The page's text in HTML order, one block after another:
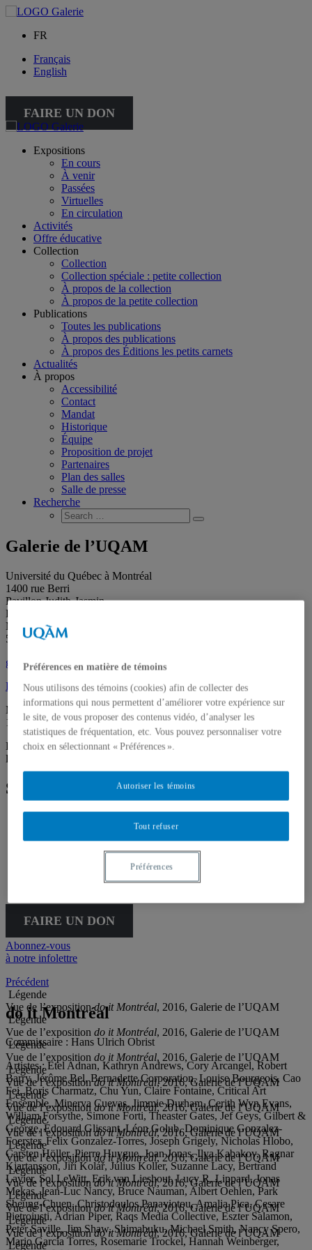
FR
Français
English
FAIRE UN DON
Expositions
En cours
À venir
Passées
Virtuelles
En circulation
Activités
Offre éducative
Collection
Collection
Collection spéciale : petite collection
À propos de la collection
À propos de la petite collection
Publications
Toutes les publications
À propos des publications
À propos des Éditions les petits carnets
Actualités
À propos
Accessibilité
Contact
Mandat
Historique
Équipe
Proposition de projet
Partenaires
Plan des salles
Salle de presse
Recherche
Search
for:
Search
Galerie de l’UQAM
Université du Québec à Montréal
1400 rue Berri
Pavillon Judith-Jasmin
Local J-R120
Montréal (QC) Canada
514 987-6150
galerie@uqam.ca
Faire un don
Mardi – samedi,
12 h – 18 h
La Galerie passe en mode virtuel pour la période estivale. De retour
le 3 septembre 17 h 30.
Suivez la galerie
FAIRE UN DON
Abonnez-vous
à notre infolettre
Précédent
Légende
Vue de l’expositiondo it Montréal, 2016, Galerie de l’UQAM
Légende
Vue de l’exposition do it Montréal, 2016, Galerie de l’UQAM
Légende
Vue de l’exposition do it Montréal, 2016, Galerie de l’UQAM
Légende
Vue de l’expositiondo it Montréal, 2016, Galerie de l’UQAM
Légende
Vue de l’exposition do it Montréal, 2016, Galerie de l’UQAM
Légende
Vue de l’expositiondo it Montréal, 2016, Galerie de l’UQAM
Légende
Vue de l’expositiondo it Montréal, 2016, Galerie de l’UQAM
Légende
Vue de l’expositiondo it Montréal, 2016, Galerie de l’UQAM
Légende
Vue de l’expositiondo it Montréal, 2016, Galerie de l’UQAM
Légende
Vue de l’expositiondo it Montréal, 2016, Galerie de l’UQAM
Légende
do it Montréal
Commissaire : Hans Ulrich Obrist
Artistes :Etel Adnan, Kathryn Andrews, Cory Arcangel, Robert
Barry, Jérôme Bel, Bernadette Corporation, Louise Bourgeois, Cao
Fei, Boris Charmatz, Chu Yun, Claire Fontaine, Critical Art
Ensemble, Minerva Cuevas, Jimmie Durham, Cerith Wyn Evans,
William Forsythe, Simone Forti, Theaster Gates, Jef Geys, Gilbert &
George, Édouard Glissant, Léon Golub, Dominique Gonzalez-
Foerster, Felix Gonzalez-Torres, Joseph Grigely, Nicholas Hlobo,
Carsten Höller, Pierre Huygue, Joan Jonas, Ilya Kabakov, Ragnar
Kjartansson, Jiří Kolář, Július Koller, Suzanne Lacy, Bertrand
Lavier, Sol LeWitt, Erik van Lieshout, Lucy R. Lippard, Jonas
Mekas, Jean-Luc Nancy, Bruce Nauman, Albert Oehlen, Park
Sheung-Chuen, Christodoulos Panayiotou, Amalia Pica, Cesare
Pietroiusti, Adrian Piper, Raqs Media Collective, Eszter Salamon,
Peter Saville, Jim Shaw, Shimabuku, Michael Smith, Nancy Spero,
Mario García Torres, Rosemarie Trockel, Hannah Weinberger,
Préférences en matière de témoins
Nous utilisons des témoins (cookies) afin de collecter des
informations qui nous permettent d’améliorer votre expérience sur
le site, de vous proposer des contenus vidéo, d’analyser les
statistiques de fréquentation, etc. Vous pouvez personnaliser votre
choix en sélectionnant « Préférences ».
Tout refuser
Autoriser les témoins
Préférences